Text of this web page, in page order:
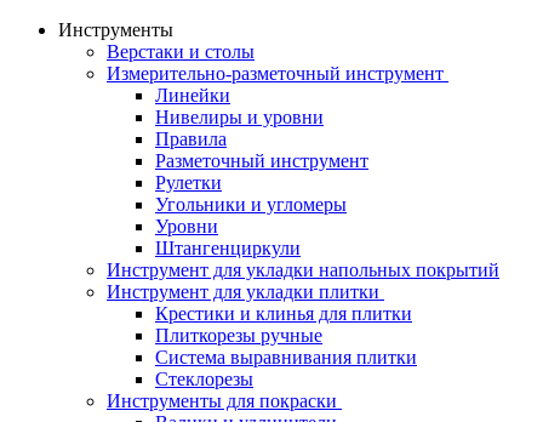
Инструменты
Верстаки и столы
Измерительно-разметочный инструмент
Линейки
Нивелиры и уровни
Правила
Разметочный инструмент
Рулетки
Угольники и угломеры
Уровни
Штангенциркули
Инструмент для укладки напольных покрытий
Инструмент для укладки плитки
Крестики и клинья для плитки
Плиткорезы ручные
Система выравнивания плитки
Стеклорезы
Инструменты для покраски